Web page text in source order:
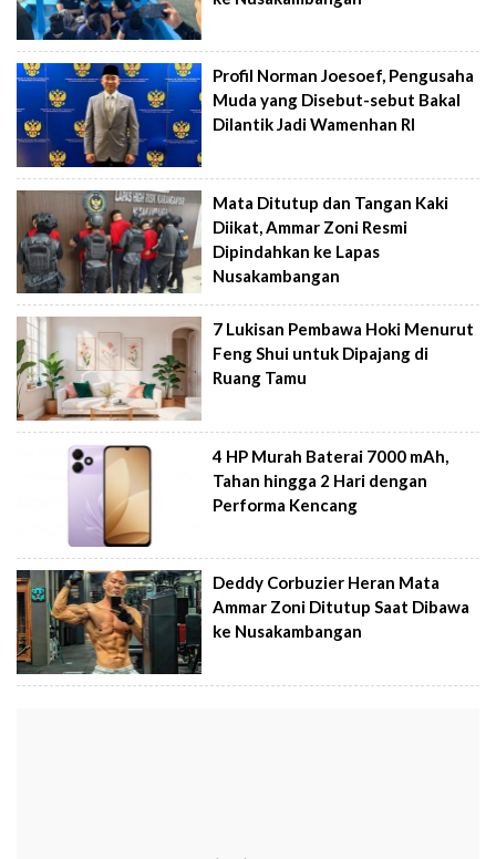
Profil Norman Joesoef, Pengusaha
Muda yang Disebut-sebut Bakal
Dilantik Jadi Wamenhan RI
Mata Ditutup dan Tangan Kaki
Diikat, Ammar Zoni Resmi
Dipindahkan ke Lapas
Nusakambangan
7 Lukisan Pembawa Hoki Menurut
Feng Shui untuk Dipajang di
Ruang Tamu
4 HP Murah Baterai 7000 mAh,
Tahan hingga 2 Hari dengan
Performa Kencang
Deddy Corbuzier Heran Mata
Ammar Zoni Ditutup Saat Dibawa
ke Nusakambangan